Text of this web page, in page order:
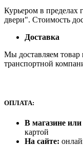
Курьером в пределах
двери". Стоимость
Доставка
Мы доставляем товар
транспортной
ОПЛАТА:
В магазине
картой
На сайте: